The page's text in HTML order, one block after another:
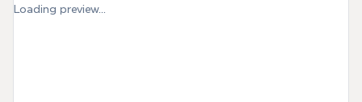
Loading preview...